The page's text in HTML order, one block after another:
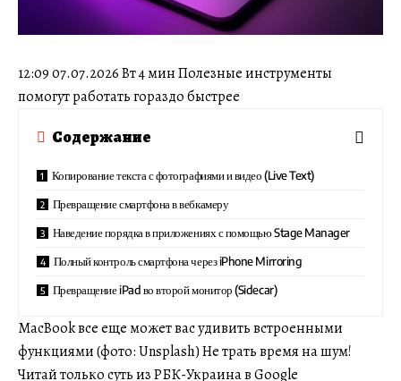
12:09 07.07.2026 Вт 4 мин Полезные инструменты
помогут работать гораздо быстрее
Содержание
Копирование текста с фотографиями и видео (Live Text)
Превращение смартфона в вебкамеру
Наведение порядка в приложениях с помощью Stage Manager
Полный контроль смартфона через iPhone Mirroring
Превращение iPad во второй монитор (Sidecar)
MacBook все еще может вас удивить встроенными
функциями (фото: Unsplash) Не трать время на шум!
Читай только суть из РБК-Украина в Google